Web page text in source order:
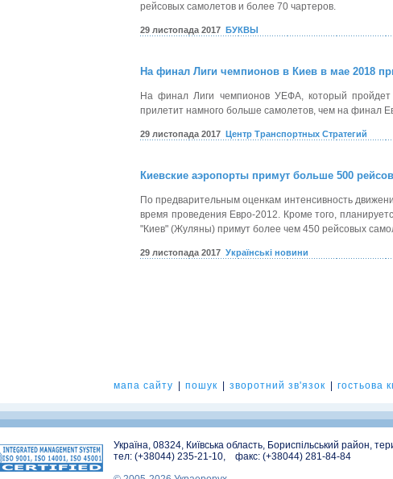
рейсовых самолетов и более 70 чартеров.
29 листопада 2017 БУКВЫ
На финал Лиги чемпионов в Киев в мае 2018
На финал Лиги чемпионов УЕФА, который
прилетит намного больше самолетов, чем на финал
29 листопада 2017 Центр Транспортных Стратегий
Киевские аэропорты примут больше 500
По предварительным оценкам интенсивность
время проведения Евро-2012. Кроме того,
"Киев" (Жуляны) примут более чем 450 рейсовых
29 листопада 2017 Українські новини
мапа сайту пошук зворотний зв'язок гостьова
Україна, 08324, Київська область, Бориспільський район,
тел: (+38044) 235-21-10, факс: (+38044) 281-84-84